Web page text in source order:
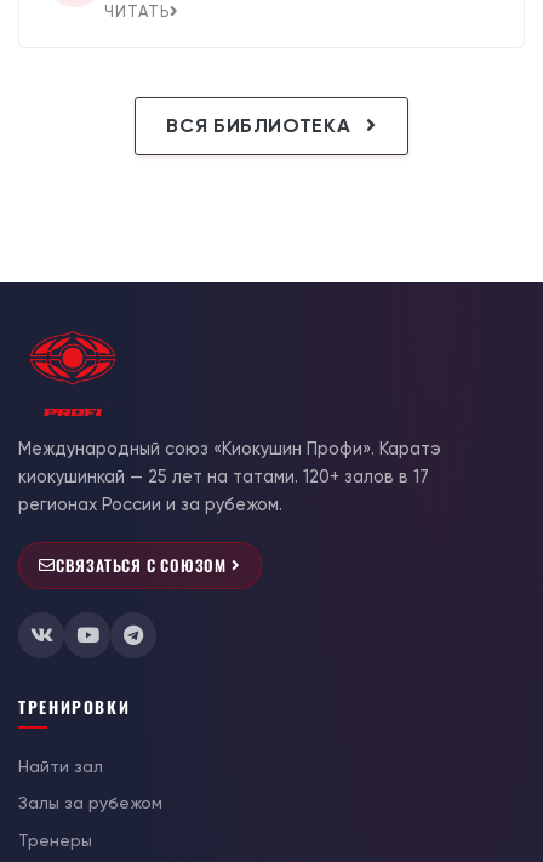
ЧИТАТЬ
ВСЯ БИБЛИОТЕКА
Международный союз «Киокушин Профи». Каратэ
киокушинкай — 25 лет на татами. 120+ залов в 17
регионах России и за рубежом.
СВЯЗАТЬСЯ С СОЮЗОМ
ТРЕНИРОВКИ
Найти зал
Залы за рубежом
Тренеры